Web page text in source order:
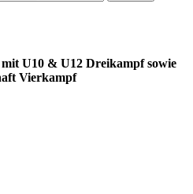
U10 & U12 Dreikampf sowie
Vierkampf